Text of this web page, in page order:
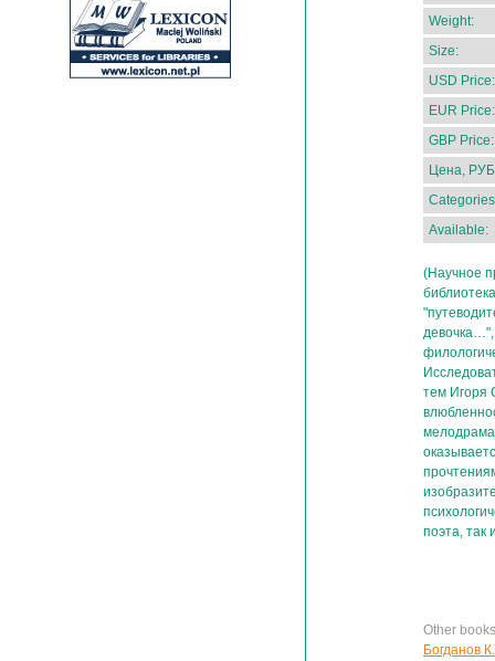
Weight:
Size:
USD Price:
EUR Price:
GBP Price:
Цена,
Available:
(Научное
девочка…",
тем Игоря
мелодрама
поэта, так
Other
Богданов